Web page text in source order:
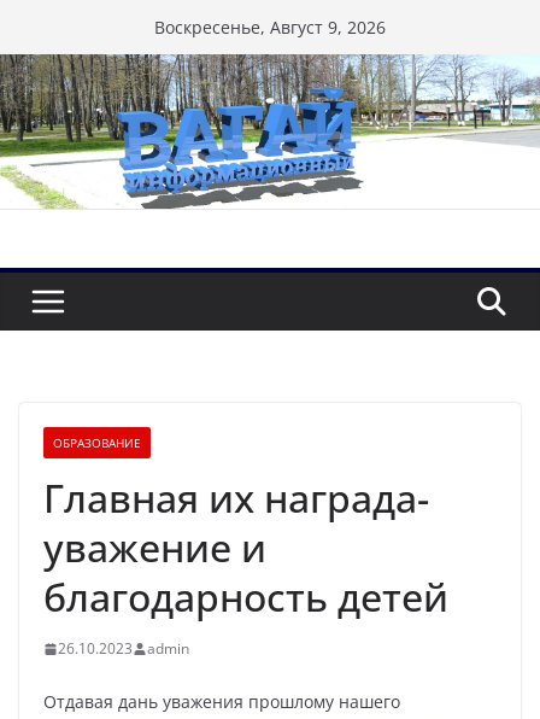
к
содержимому
Воскресенье, Август 9, 2026
ОБРАЗОВАНИЕ
Главная их награда-
уважение и
благодарность детей
26.10.2023 admin
Отдавая дань уважения прошлому нашего